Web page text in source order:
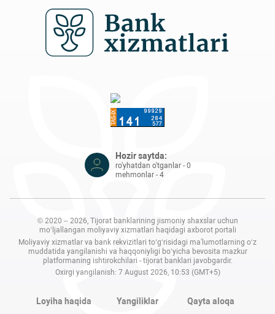
Hozir saytda:
ro'yhatdan o'tganlar - 0
mehmonlar - 4
© 2020 – 2026, Tijorat banklarining jismoniy shaxslar uchun
mo‘ljallangan moliyaviy xizmatlari haqidagi axborot portali
Moliyaviy xizmatlar va bank rekvizitlari to‘g‘risidagi ma'lumotlarning o‘z
muddatida yangilanishi va haqqoniyligi bo‘yicha bevosita mazkur
platformaning ishtirokchilari - tijorat banklari javobgardir.
Oxirgi yangilanish: 7 August 2026, 10:53 (GMT+5)
Loyiha haqida Yangiliklar
Qayta aloqa